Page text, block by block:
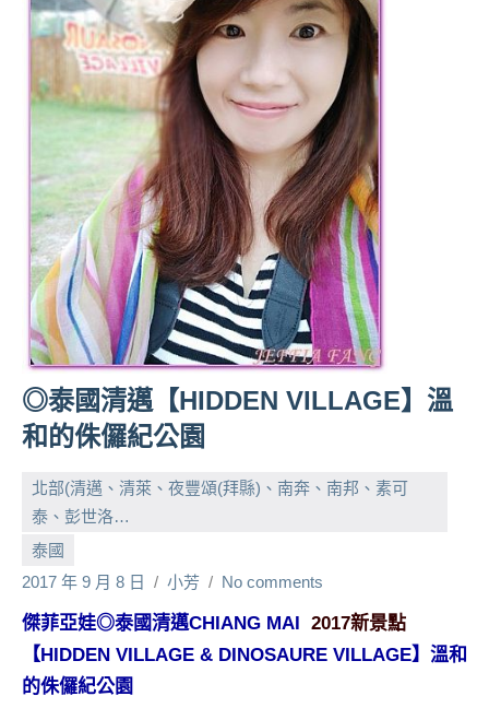
FANG
團、
主
旅
人
路、
旅
遊
節
目
來
賓、
News
金
號
節
目
底、
外
景
節
目
◎泰國清邁【HIDDEN VILLAGE】溫
和的侏儸紀公園
北部(清邁、清萊、夜豐頌(拜縣)、南奔、南邦、素可
泰、彭世洛…
泰國
2017 年 9 月 8 日
小芳 No comments
傑菲亞娃◎泰國清邁CHIANG MAI 2017新景點
【HIDDEN VILLAGE & DINOSAURE VILLAGE】溫和
的侏儸紀公園